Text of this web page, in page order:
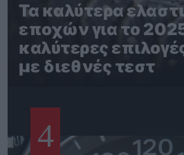
Τα καλύτερα
εποχών για το
καλύτερες
με διεθνές τεστ
4